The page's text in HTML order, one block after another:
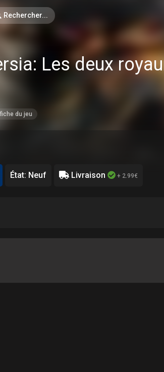
Rechercher...
Les deux
du jeu
État: Neuf Livraison + 2.99€